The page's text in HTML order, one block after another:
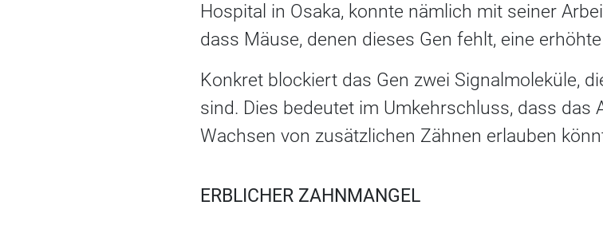
Hospital in Osaka, konnte nämlich mit seiner
dass Mäuse, denen dieses Gen fehlt, eine
Konkret blockiert das Gen zwei Signalmoleküle,
sind. Dies bedeutet im Umkehrschluss, dass das
Wachsen von zusätzlichen Zähnen erlauben
ERBLICHER ZAHNMANGEL